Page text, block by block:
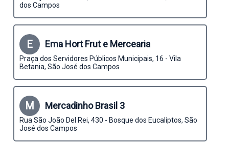
dos Campos
E Ema Hort Frut e Mercearia
Praça dos Servidores Públicos Municipais, 16 - Vila
Betania, São José dos Campos
M Mercadinho Brasil 3
Rua São João Del Rei, 430 - Bosque dos Eucaliptos, São
José dos Campos